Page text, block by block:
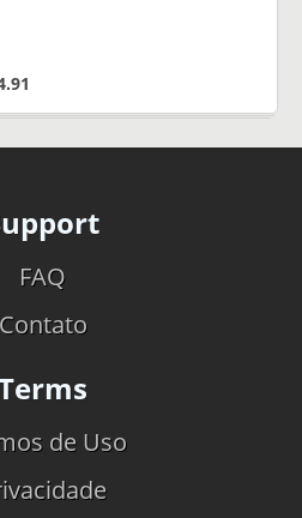
FAQ
Contato
de Uso